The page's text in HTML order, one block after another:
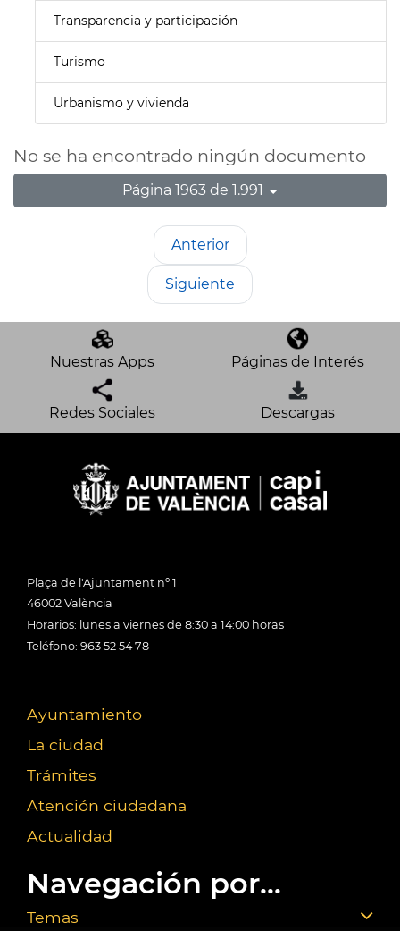
Transparencia y participación
Turismo
Urbanismo y vivienda
No se ha encontrado ningún documento
Página 1963 de 1.991
Anterior
Siguiente
Nuestras Apps Páginas de Interés
Redes Sociales Descargas
Plaça de l'Ajuntament nº 1
46002 València
Horarios: lunes a viernes de 8:30 a 14:00 horas
Teléfono: 963 52 54 78
Ayuntamiento
La ciudad
Trámites
Atención ciudadana
Actualidad
Navegación por...
Temas